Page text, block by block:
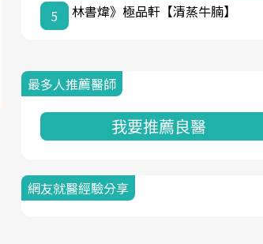
5 林書煒》極品軒【清蒸牛腩】
最多人推薦醫師
我要推薦良醫
網友就醫經驗分享